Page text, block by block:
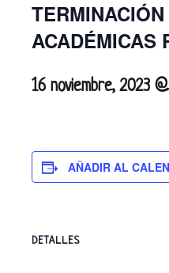
ACADÉMICAS
16 noviembre, 2023
AÑADIR AL
DETALLES